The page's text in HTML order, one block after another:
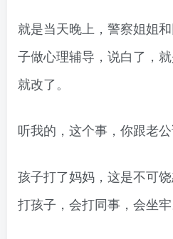
就是当天晚上，警察姐姐
子做心理辅导，说白了，
就改了。
听我的，这个事，你跟老公
孩子打了妈妈，这是不可
打孩子，会打同事，会坐牢